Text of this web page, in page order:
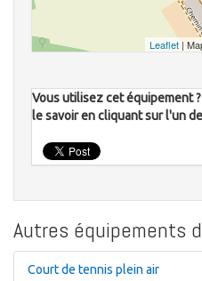
Leaflet |
Vous utilisez cet équipement ?
le savoir en cliquant sur l'un
Autres équipements
Court de tennis plein air